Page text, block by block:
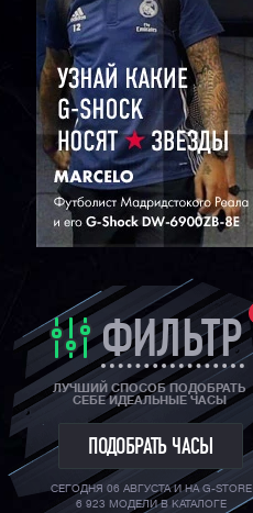
ФИЛЬТР
ЛУЧШИЙ СПОСОБ ПОДОБРАТЬ
СЕБЕ ИДЕАЛЬНЫЕ ЧАСЫ
ПОДОБРАТЬ ЧАСЫ
СЕГОДНЯ 06 АВГУСТА И НА G-STORE
6 923 МОДЕЛИ В КАТАЛОГЕ